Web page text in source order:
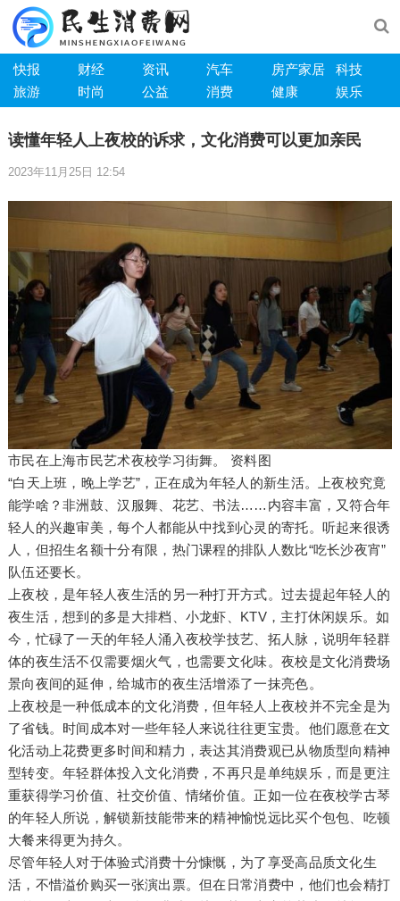
快报 财经 资讯 汽车 房产家居
科技
旅游
时尚 公益 消费 健康 娱乐
读懂年轻人上夜校的诉求，文化消费可以更加亲民
2023年11月25日 12:54
市民在上海市民艺术夜校学习街舞。 资料图
“白天上班，晚上学艺”，正在成为年轻人的新生活。上夜校究竟
能学啥？非洲鼓、汉服舞、花艺、书法……内容丰富，又符合年
轻人的兴趣审美，每个人都能从中找到心灵的寄托。听起来很诱
人，但招生名额十分有限，热门课程的排队人数比“吃长沙夜宵”
队伍还要长。
上夜校，是年轻人夜生活的另一种打开方式。过去提起年轻人的
夜生活，想到的多是大排档、小龙虾、KTV，主打休闲娱乐。如
今，忙碌了一天的年轻人涌入夜校学技艺、拓人脉，说明年轻群
体的夜生活不仅需要烟火气，也需要文化味。夜校是文化消费场
景向夜间的延伸，给城市的夜生活增添了一抹亮色。
上夜校是一种低成本的文化消费，但年轻人上夜校并不完全是为
了省钱。时间成本对一些年轻人来说往往更宝贵。他们愿意在文
化活动上花费更多时间和精力，表达其消费观已从物质型向精神
型转变。年轻群体投入文化消费，不再只是单纯娱乐，而是更注
重获得学习价值、社交价值、情绪价值。正如一位在夜校学古琴
的年轻人所说，解锁新技能带来的精神愉悦远比买个包包、吃顿
大餐来得更为持久。
尽管年轻人对于体验式消费十分慷慨，为了享受高品质文化生
活，不惜溢价购买一张演出票。但在日常消费中，他们也会精打